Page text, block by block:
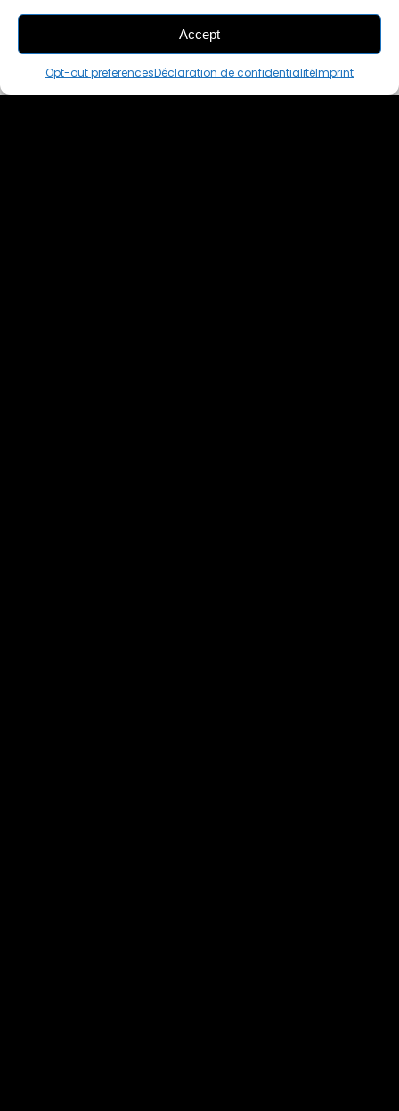
Accept
Opt-out preferencesDéclaration de confidentialitéImprint
THIS PAIR IS
ALREADY SOLD OUT